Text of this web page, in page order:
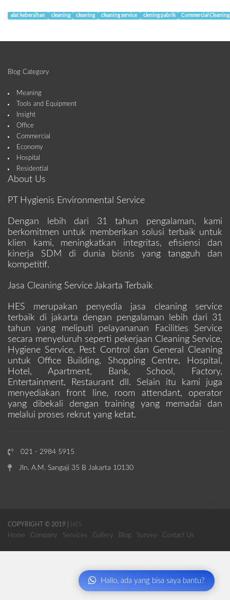
alat kebersihan cleaning cleaning cleaning service clening pabrik Commercial Cleaning
Hallo, ada yang bisa saya bantu?
Blog Category
Meaning
Tools and Equipment
Insight
Office
Commercial
Economy
Hospital
Residential
About Us
PT Hygienis Environmental Service
Dengan lebih dari 31 tahun pengalaman, kami
berkomitmen untuk memberikan solusi terbaik untuk
klien kami, meningkatkan integritas, efisiensi dan
kinerja SDM di dunia bisnis yang tangguh dan
kompetitif.
Jasa Cleaning Service Jakarta Terbaik
HES merupakan penyedia jasa cleaning service
terbaik di jakarta dengan pengalaman lebih dari 31
tahun yang meliputi pelayananan Facilities Service
secara menyeluruh seperti pekerjaan Cleaning Service,
Hygiene Service, Pest Control dan General Cleaning
untuk Office Building, Shopping Centre, Hospital,
Hotel, Apartment, Bank, School, Factory,
Entertainment, Restaurant dll. Selain itu kami juga
menyediakan front line, room attendant, operator
yang dibekali dengan training yang memadai dan
melalui proses rekrut yang ketat.
021 - 2984 5915
Jln. A.M. Sangaji 35 B Jakarta 10130
COPYRIGHT © 2019 |
Home Company Services Gallery Blog Survey Contact Us